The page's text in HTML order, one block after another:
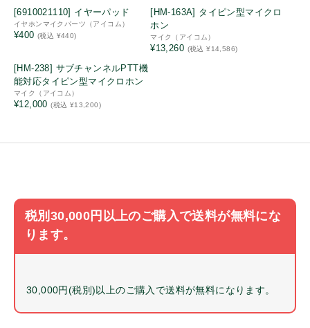
[6910021110] イヤーパッド
イヤホンマイクパーツ（アイコム）
¥400 (税込 ¥440)
[HM-163A] タイピン型マイクロ
ホン
マイク（アイコム）
¥13,260 (税込 ¥14,586)
[HM-238] サブチャンネルPTT機
能対応タイピン型マイクロホン
マイク（アイコム）
¥12,000 (税込 ¥13,200)
税別30,000円以上のご購入で送料が無料にな
ります。
30,000円(税別)以上のご購入で送料が無料になります。
詳細
特別価格品
Bluetooth
キャンペーン品
販売終了品
2.5㎜プラグ
耳ゴム
風防